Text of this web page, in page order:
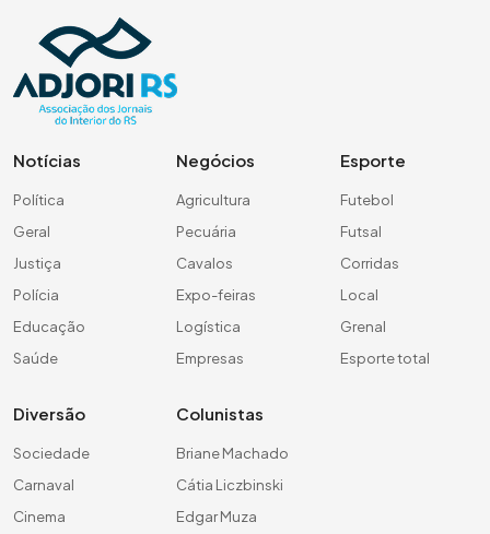
Notícias
Política
Geral
Justiça
Polícia
Educação
Saúde
Negócios
Agricultura
Pecuária
Cavalos
Expo-feiras
Logística
Empresas
Esporte
Futebol
Futsal
Corridas
Local
Grenal
Esporte total
Diversão
Sociedade
Carnaval
Cinema
Colunistas
Briane Machado
Cátia Liczbinski
Edgar Muza